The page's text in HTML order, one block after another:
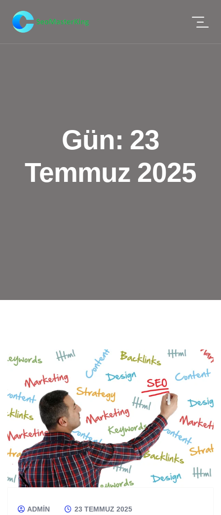
Gün: 23
Temmuz 2025
ADMIN
23 TEMMUZ 2025